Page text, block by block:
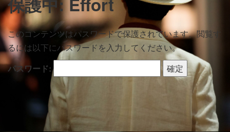
このコンテンツはパスワードで保護されています。閲覧す
るには以下にパスワードを入力してください。
パスワード: